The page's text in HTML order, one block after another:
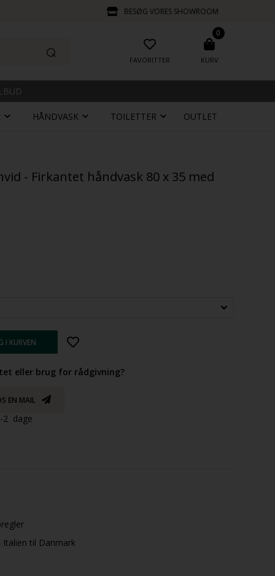
BESØG VORES SHOWROOM
FAVORITTER
0
KURV
HÅNDVASK TOILETTER OUTLET
- Firkantet håndvask 80 x 35 med
eller brug for rådgivning?
EN MAIL
2 dage
til Danmark